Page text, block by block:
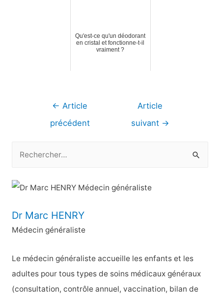
Qu'est-ce qu'un déodorant
en cristal et fonctionne-t-il
vraiment ?
Navigation
← Article
précédent
Article
suivant →
c
e
r
h
e
r
Dr Marc HENRY
Médecin généraliste
Le médecin généraliste accueille les enfants et les
adultes pour tous types de soins médicaux généraux
(consultation, contrôle annuel, vaccination, bilan de